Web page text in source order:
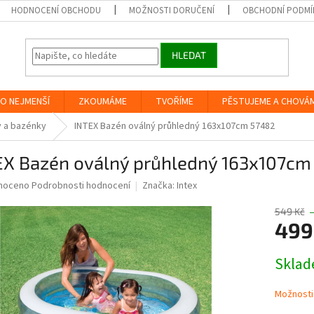
HODNOCENÍ OBCHODU MOŽNOSTI DORUČENÍ OBCHODNÍ
HLEDAT
NEJMENŠÍ ZKOUMÁME TVOŘÍME PĚSTUJEME A
a bazénky INTEX Bazén oválný průhledný 163x107cm 57482
Bazén oválný průhledný
Podrobnosti hodnocení Značka: Intex
549 Kč
cena: